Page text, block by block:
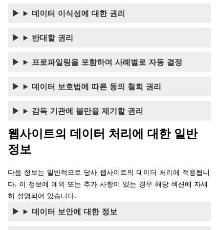
데이터 이식성에 대한 권리
반대할 권리
프로파일링을 포함하여 사례별로 자동 결정
데이터 보호법에 따른 동의 철회 권리
감독 기관에 불만을 제기할 권리
웹사이트의 데이터 처리에 대한 일반
정보
다음 정보는 일반적으로 당사 웹사이트의 데이터 처리에 적용됩니
다. 이 정보에 예외 또는 추가 사항이 있는 경우 해당 섹션에 자세
히 설명되어 있습니다.
데이터 보안에 대한 정보